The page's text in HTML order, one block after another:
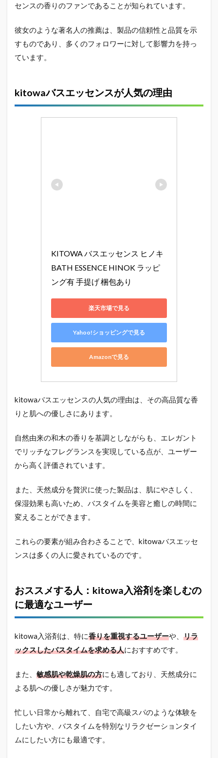
センスの香りのファンであることが知られています。
彼女のような著名人の推薦は、製品の信頼性と品質を示
すものであり、多くのフォロワーに対して影響力を持っ
ています。
kitowaバスエッセンスが人気の理由
KITOWA バスエッセンス ヒノキ
BATH ESSENCE HINOK ラッピ
ング有 手提げ 梱包あり
楽天市場で見る
Yahoo!ショッピングで見る
Amazonで見る
kitowaバスエッセンスの人気の理由は、その高品質な香
りと肌への優しさにあります。
自然由来の和木の香りを基調としながらも、エレガント
でリッチなフレグランスを実現している点が、ユーザー
から高く評価されています。
また、天然成分を贅沢に使った製品は、肌にやさしく、
保湿効果も高いため、バスタイムを美容と癒しの時間に
変えることができます。
これらの要素が組み合わさることで、kitowaバスエッセ
ンスは多くの人に愛されているのです。
おススメする人：kitowa入浴剤を楽しむの
に最適なユーザー
kitowa入浴剤は、特に香りを重視するユーザーや、 リラ
ックスしたバスタイムを求める人におすすめです。
また、 敏感肌や乾燥肌の方にも適しており、天然成分に
よる肌への優しさが魅力です。
忙しい日常から離れて、自宅で高級スパのような体験を
したい方や、バスタイムを特別なリラクゼーションタイ
ムにしたい方にも最適です。